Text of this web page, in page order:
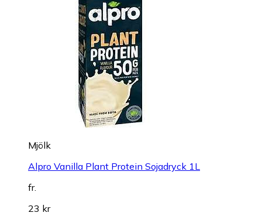
Mjölk
Alpro Vanilla Plant Protein Sojadryck 1L
fr.
23 kr